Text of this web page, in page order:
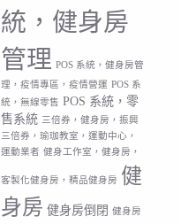
統，健身房
管理 POS 系統，健身房管
理，疫情專區，疫情營運 POS 系
統，無線零售 POS 系統，零
售系統 三倍券，健身房，振興
三倍券，瑜珈教室，運動中心，
運動業者 健身工作室，健身房，
客製化健身房，精品健身房 健
身房 健身房倒閉 健身房